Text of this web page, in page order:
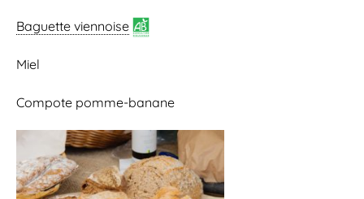
Baguette viennoise
Miel
Compote pomme-banane